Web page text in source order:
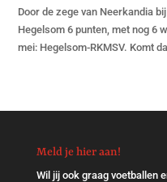
Door de zege van Neerkandia
Hegelsom 6 punten, met nog 6
mei: Hegelsom-RKMSV. Komt
Meld je hier aan!
Wil jij ook graag voetballen